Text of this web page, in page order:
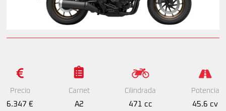
Precio
6.347 €
Carnet
A2
Cilindrada
471 cc
Potencia
45.6 cv